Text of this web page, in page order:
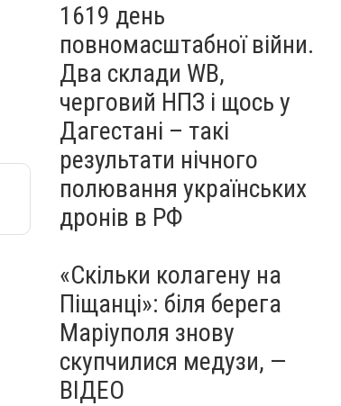
1619 день
повномасштабної війни.
Два склади WB,
черговий НПЗ і щось у
Дагестані – такі
результати нічного
полювання українських
дронів в РФ
«Скільки колагену на
Піщанці»: біля берега
Маріуполя знову
скупчилися медузи, —
ВІДЕО